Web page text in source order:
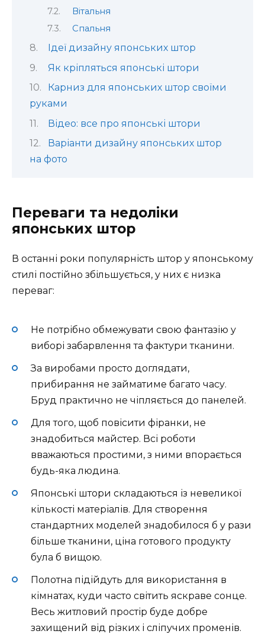
Вітальня
Спальня
Ідеї дизайну японських штор
Як кріпляться японські штори
Карниз для японських штор своїми
руками
Відео: все про японські штори
Варіанти дизайну японських штор
на фото
Переваги та недоліки
японських штор
В останні роки популярність штор у японському
стилі постійно збільшується, у них є низка
переваг:
Не потрібно обмежувати свою фантазію у
виборі забарвлення та фактури тканини.
За виробами просто доглядати,
прибирання не займатиме багато часу.
Бруд практично не чіпляється до панелей.
Для того, щоб повісити фіранки, не
знадобиться майстер. Всі роботи
вважаються простими, з ними впорається
будь-яка людина.
Японські штори складаються із невеликої
кількості матеріалів. Для створення
стандартних моделей знадобилося б у рази
більше тканини, ціна готового продукту
була б вищою.
Полотна підійдуть для використання в
кімнатах, куди часто світить яскраве сонце.
Весь житловий простір буде добре
захищений від різких і сліпучих променів.